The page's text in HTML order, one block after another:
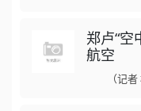
郑卢“空
航空
（记者